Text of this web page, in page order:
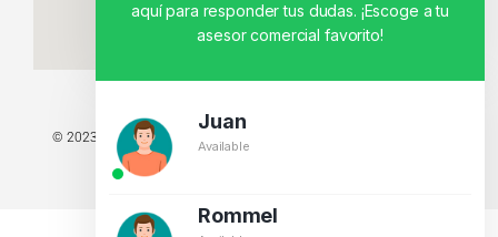
© 2023 TODOS LOS DERECHOS RESERVADOS - TECNIT TU TIENDA
TECNOLÓGICA.
aquí para responder tus dudas. ¡Escoge a tu
asesor comercial favorito!
Juan
Available
Rommel